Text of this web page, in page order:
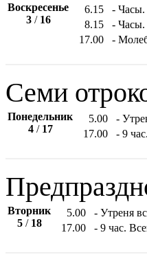
Воскресенье
3/ 16
6.15
- Часы.
8.15
- Часы.
17.00
-
Семи
Понедельник
4/ 17
5.00
-
17.00
- 9
Вторник
5/ 18
5.00
- Утреня
17.00
- 9 час.